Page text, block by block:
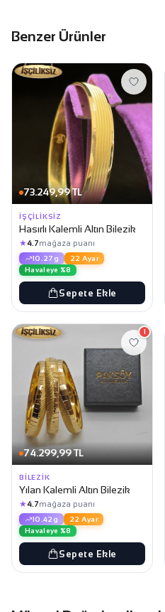
Benzer Ürünler
73.249,99 TL
İŞÇILIKSIZ
Hasırlı Kalemli Altın Bilezik
★4.7mağaza puanı
10.27g
22 Ayar
Havaleye %8
Sepete Ekle
74.299,99 TL
1
BILEZIK
Yılan Kalemli Altın Bilezik
★4.7mağaza puanı
10.42g
22 Ayar
Havaleye %8
Sepete Ekle